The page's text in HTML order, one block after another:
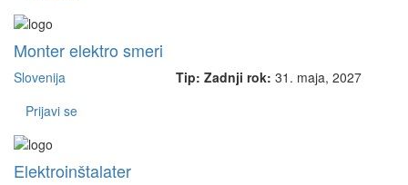
Monter elektro smeri
Slovenija Tip: Zadnji rok: 31. maja, 2027
Prijavi se
Elektroinštalater